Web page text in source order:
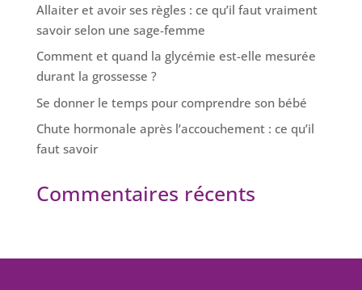
Allaiter et avoir ses règles : ce qu’il faut vraiment
savoir selon une sage-femme
Comment et quand la glycémie est-elle mesurée
durant la grossesse ?
Se donner le temps pour comprendre son bébé
Chute hormonale après l’accouchement : ce qu’il
faut savoir
Commentaires récents